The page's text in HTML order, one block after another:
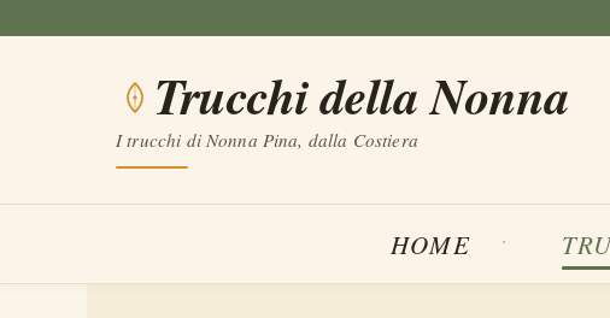
contenuto
Trucchi della Nonna
I trucchi di Nonna Pina, dalla Costiera
HOME